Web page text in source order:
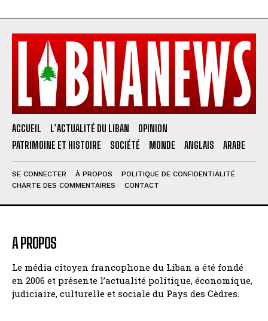
ACCUEIL L’ACTUALITÉ DU LIBAN
OPINION
PATRIMOINE ET HISTOIRE
SOCIÉTÉ MONDE ANGLAIS ARABE
SE CONNECTER À PROPOS
POLITIQUE DE CONFIDENTIALITÉ
CHARTE DES COMMENTAIRES
CONTACT
A PROPOS
Le média citoyen francophone du Liban a été fondé
en 2006 et présente l’actualité politique, économique,
judiciaire, culturelle et sociale du Pays des Cèdres.